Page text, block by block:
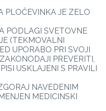
PLOČEVINKA JE ZELO
PODLAGI SVETOVNE
(TEKMOVALNI
UPORABO PRI SVOJI
PREVERITI,
USKLAJENI S PRAVILI
NAVEDENIM
MEDICINSKI